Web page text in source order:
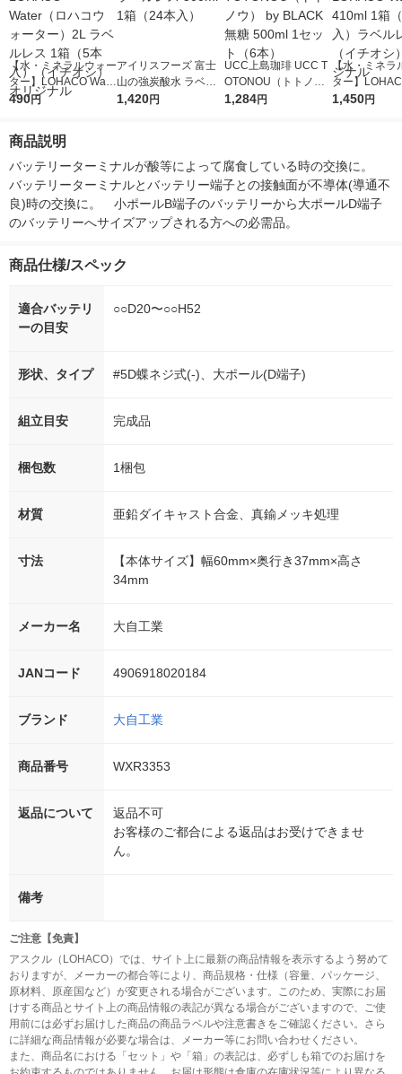
【水・ミネラルウォー
ター】LOHACO Wate
r（ロハコウォータ
シ） オリジナル
490円
アイリスフーズ 富士
山の強炭酸水 ラベル
レス 500ml 1箱（24
1,420円
UCC上島珈琲 UCC T
OTONOU（トトノ
ウ） by BLACK無糖 5
1,284円
【水・ミネラ
ター】
r 410ml 1箱（
1,450円
商品説明
バッテリーターミナルが酸等によって腐食している時の交換に。
バッテリーターミナルとバッテリー端子との接触面が不導体(導通不
良)時の交換に。　小ポールB端子のバッテリーから大ポールD端子
のバッテリーへサイズアップされる方への必需品。
商品仕様/スペック
適合バッテリ
ーの目安
○○D20〜○○H52
形状、タイプ #5D蝶ネジ式(-)、大ポール(D端子)
組立目安 完成品
梱包数 1梱包
材質 亜鉛ダイキャスト合金、真鍮メッキ処理
寸法
【本体サイズ】幅60mm×奥行き37mm×高さ
34mm
メーカー名 大自工業
JANコード 4906918020184
ブランド 大自工業
商品番号 WXR3353
返品について
返品不可
お客様のご都合による返品はお受けできませ
ん。
備考
ご注意【免責】
アスクル（LOHACO）では、サイト上に最新の商品情報を表示するよう努めて
おりますが、メーカーの都合等により、商品規格・仕様（容量、パッケージ、
原材料、原産国など）が変更される場合がございます。このため、実際にお届
けする商品とサイト上の商品情報の表記が異なる場合がございますので、ご使
用前には必ずお届けした商品の商品ラベルや注意書きをご確認ください。さら
に詳細な商品情報が必要な場合は、メーカー等にお問い合わせください。
また、商品名における「セット」や「箱」の表記は、必ずしも箱でのお届けを